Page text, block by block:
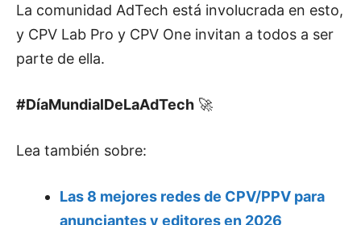
La comunidad AdTech está involucrada en esto,
y CPV Lab Pro y CPV One invitan a todos a ser
parte de ella.
#DíaMundialDeLaAdTech 🚀
Lea también sobre:
Las 8 mejores redes de CPV/PPV para
anunciantes y editores en 2026